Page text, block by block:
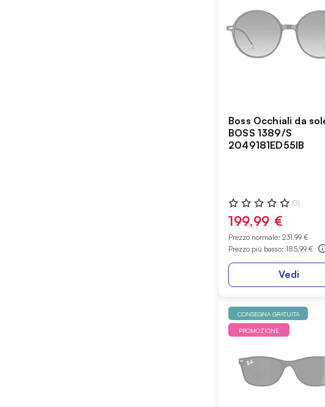
Boss Occhiali da
BOSS 1389/S
2049181ED55IB
Valutazione:
0%
(0)
199,99 €
Prezzo normale: 231,99 €
Prezzo più basso: 185,99 €
Vedi
CONSEGNA GRATUITA
PROMOZIONE